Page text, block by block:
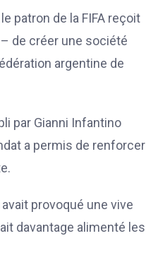
patron de la FIFA reçoit
de créer une société
argentine de
par Gianni Infantino
a permis de renforcer
provoqué une vive
davantage alimenté les